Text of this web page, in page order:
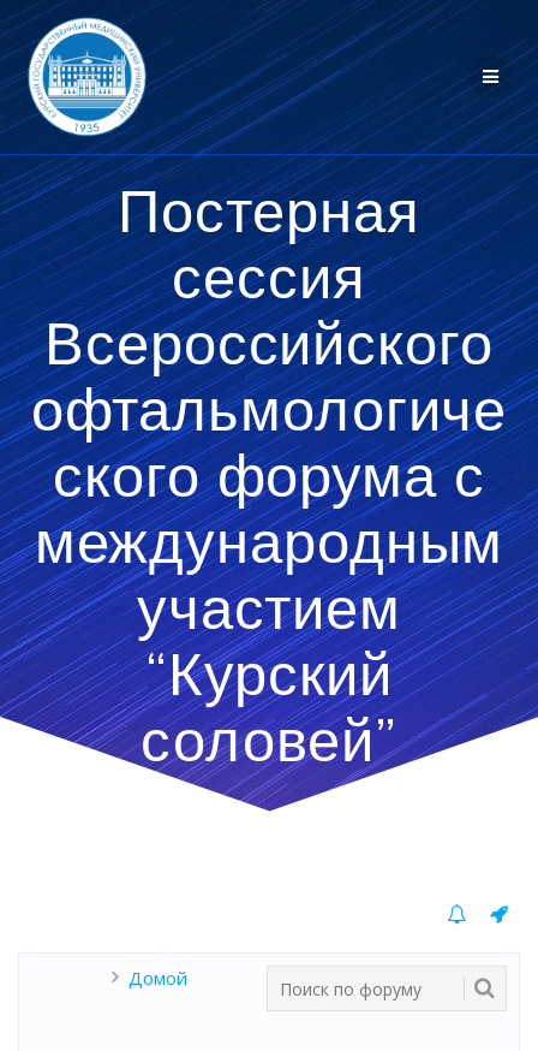
Перейти
контенту
Постерная
сессия
Всероссийского
офтальмологиче
ского форума с
международным
участием
“Курский
соловей”
Домой